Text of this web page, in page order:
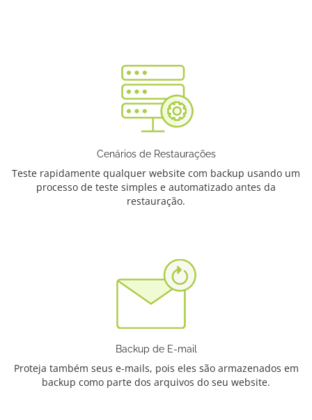
Cenários de Restaurações
Teste rapidamente qualquer website com backup usando um
processo de teste simples e automatizado antes da
restauração.
Backup de E-mail
Proteja também seus e-mails, pois eles são armazenados em
backup como parte dos arquivos do seu website.